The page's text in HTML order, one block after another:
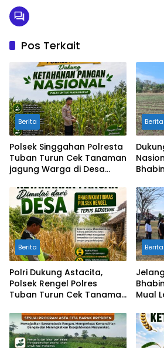
Pos Terkait
Berita
Polsek Singgahan Polresta
Tuban Turun Cek Tanaman
jagung Warga di Desa
Berita
Berita
Polri Dukung Astacita,
Polsek Rengel Polres
Tuban Turun Cek Tanaman
Berita
Mual